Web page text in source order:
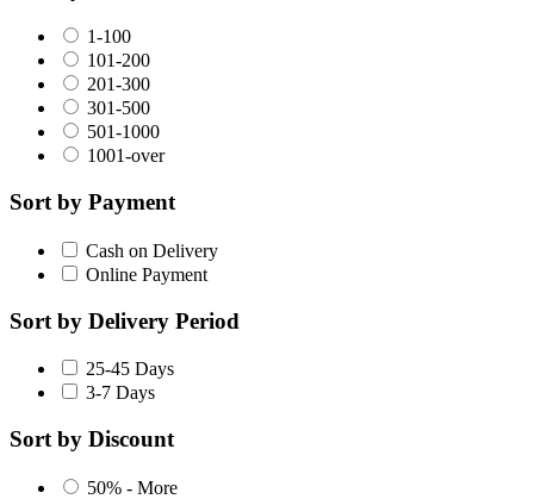
1-100
101-200
201-300
301-500
501-1000
1001-over
Sort by Payment
Cash on Delivery
Online Payment
Sort by Delivery Period
25-45 Days
3-7 Days
Sort by Discount
50% - More